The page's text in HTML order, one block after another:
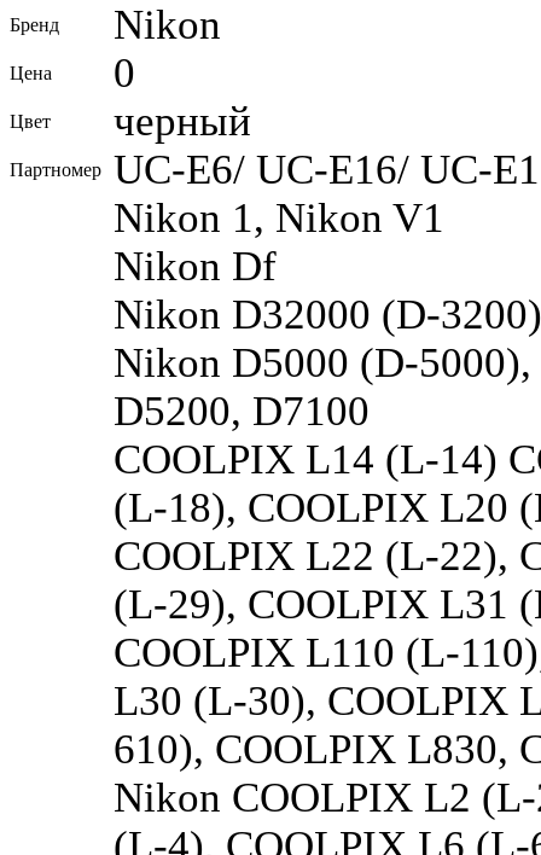
Бренд Nikon
Цена 0
Цвет черный
Партномер UC-E6/ UC-E16/ UC-
Nikon 1, Nikon V1
Nikon Df
Nikon D32000 (D-
Nikon D5000 (D-
D5200, D7100
COOLPIX L14 (L-14)
(L-18), COOLPIX L20
COOLPIX L22 (L-22),
(L-29), COOLPIX L31
COOLPIX L110 (L-
L30 (L-30), COOLPIX
610), COOLPIX L830,
Nikon COOLPIX L2